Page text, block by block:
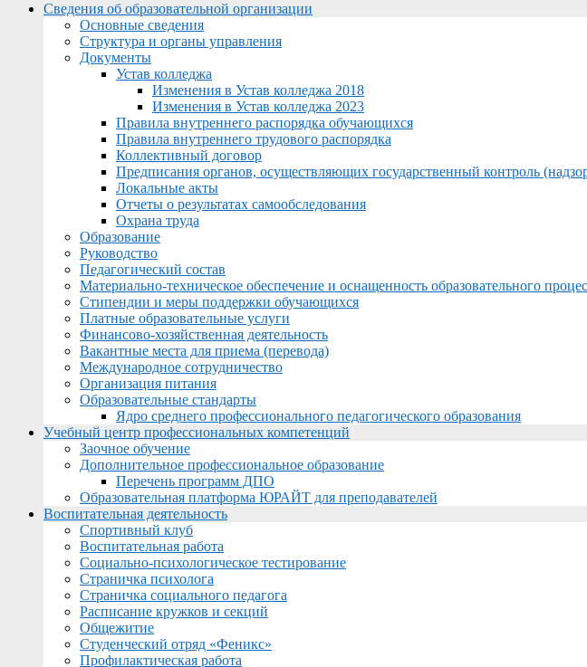
Menu
Сведения об образовательной организации
Основные сведения
Структура и органы управления
Документы
Устав колледжа
Изменения в Устав колледжа 2018
Изменения в Устав колледжа 2023
Правила внутреннего распорядка обучающихся
Правила внутреннего трудового распорядка
Коллективный договор
Предписания органов, осуществляющих государственный контроль
Локальные акты
Отчеты о результатах самообследования
Охрана труда
Образование
Руководство
Педагогический состав
Материально-техническое обеспечение и оснащенность образовательного
Стипендии и меры поддержки обучающихся
Платные образовательные услуги
Финансово-хозяйственная деятельность
Вакантные места для приема (перевода)
Международное сотрудничество
Организация питания
Образовательные стандарты
Ядро среднего профессионального педагогического образования
Учебный центр профессиональных компетенций
Заочное обучение
Дополнительное профессиональное образование
Перечень программ ДПО
Образовательная платформа ЮРАЙТ для преподавателей
Воспитательная деятельность
Спортивный клуб
Воспитательная работа
Социально-психологическое тестирование
Страничка психолога
Страничка социального педагога
Расписание кружков и секций
Общежитие
Студенческий отряд «Феникс»
Профилактическая работа